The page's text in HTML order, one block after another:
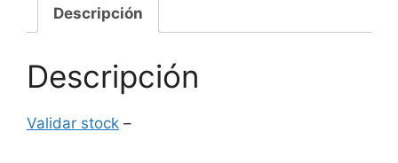
Descripción
Descripción
Validar stock –